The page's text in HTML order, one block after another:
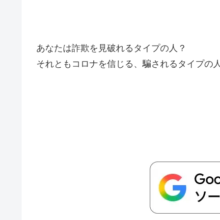
あなたは詐欺を見破れるタイプの人？
それともコロナを信じる、騙されるタイプの